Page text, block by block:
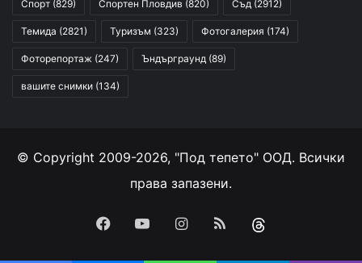
Спорт (829) Спортен Пловдив (820) Съд (2912)
Темида (2821) Туризъм (323) Фотогалерия (174)
Фоторепортаж (247) Ъндърграунд (89)
вашите снимки (134)
© Copyright 2009-2026, "Под тепето" ООД. Всички
права запазени.
Facebook
YouTubeInstagram
RSS